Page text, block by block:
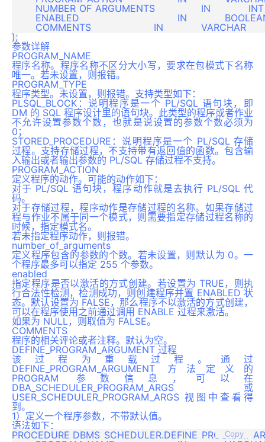
参数详解
PROGRAM_NAME
程序名称。程序名称不区分大小写，要求在包模式下名称
唯一。若未设置，则报错。
PROGRAM_TYPE
程序类型。未设置，则报错。支持类型如下：
PLSQL_BLOCK：说明程序是一个 PL/SQL 语句块，即
DM 的 SQL 程序设计里的语句块。此类型的程序或者作业
不允许设置参数个数，也就是说设置的参数个数必须为
0；
STORED_PROCEDURE：说明程序是一个 PL/SQL 存储
过程。支持存储过程，不支持带有返回值的函数。包含输
入输出或者输出参数的 PL/SQL 存储过程不支持。
PROGRAM_ACTION
定义程序的动作。可能的动作如下：
对于 PL/SQL 语句块，程序动作就是去执行 PL/SQL 代
码。
对于存储过程，程序动作是存储过程的名称。如果存储过
程与作业不属于同一个模式，则需要指定存储过程名称的
时候，指定模式名。
若未指定程序动作，则报错。
number_of_arguments
定义程序包含的参数的个数。若未设置，则默认为 0。一
个程序最多可以指定 255 个参数。
enabled
指定程序是否以激活的方式创建。若设置为 TRUE，则执
行合法性检测，检测成功，则创建程序并置 ENABLED 状
态。默认设置为 FALSE，那么程序不以激活的方式创建，
可以在程序使用之前通过调用 ENABLE 过程来激活。
如果为 NULL，则取值为 FALSE。
COMMENTS
程序的相关评论或者注释。默认为空。
DEFINE_PROGRAM_ARGUMENT 过程
该过程为重载过程。通过
DEFINE_PROGRAM_ARGUMENT 方法定义的
PROGRAM 参数信息，可以在
DBA_SCHEDULER_PROGRAM_ARGS 或
USER_SCHEDULER_PROGRAM_ARGS 视图中查看得
到。
1）定义一个程序参数，不带默认值。
语法如下：
Copy
PROCEDURE